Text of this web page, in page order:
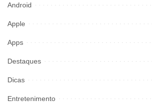
Android
Apple
Apps
Destaques
Dicas
Entretenimento